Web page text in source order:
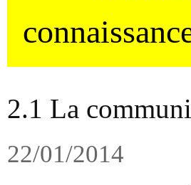
2.1 La
22/01/2014